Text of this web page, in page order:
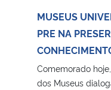
MUSEUS
PRE NA
Comemorado
dos Museus